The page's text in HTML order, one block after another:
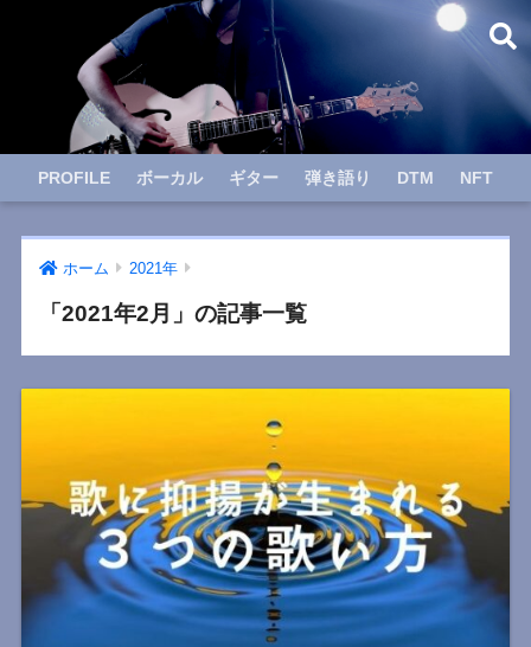
PROFILE ボーカル ギター 弾き語り DTM NFT
ホーム 2021年
「2021年2月」の記事一覧